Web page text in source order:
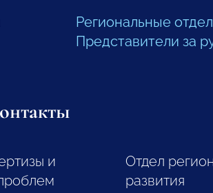
Региональные
Представители за
и
Отдел
развития